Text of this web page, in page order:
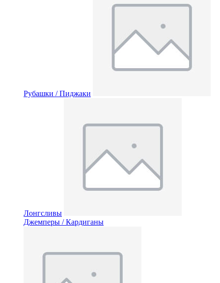
Рубашки / Пиджаки
Лонгсливы
Джемперы / Кардиганы